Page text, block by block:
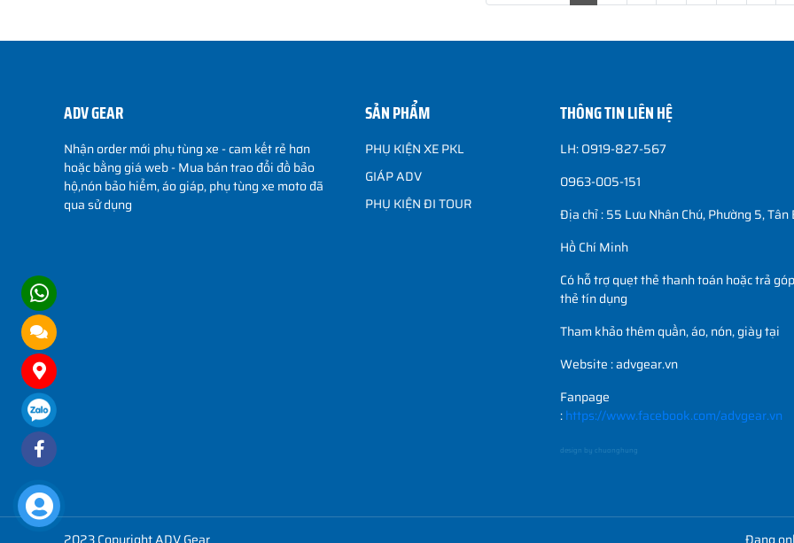
ADV GEAR
Nhận order mới phụ tùng xe - cam kết rẻ hơn
hoặc bằng giá web - Mua bán trao đổi đồ bảo
hộ,nón bảo hiểm, áo giáp, phụ tùng xe moto đã
qua sử dụng
SẢN PHẨM
PHỤ KIỆN XE PKL
GIÁP ADV
PHỤ KIỆN ĐI TOUR
THÔNG TIN LIÊN HỆ
LH: O919-827-567
0963-005-151
Địa chỉ : 55 Lưu Nhân Chú, Phường 5, Tân
Hồ Chí Minh
Có hỗ trợ quẹt thẻ thanh toán hoặc trả
thẻ tín dụng
Tham khảo thêm quần, áo, nón, giày tại
Website : advgear.vn
Fanpage
:https://www.facebook.com/advgear.vn
design by chuonghung